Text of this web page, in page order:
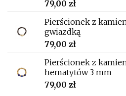
79,00 zł
Pierścionek z
gwiazdką
79,00 zł
Pierścionek z
hematytów 3 mm
79,00 zł